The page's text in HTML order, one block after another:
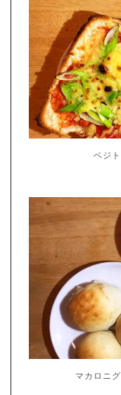
ベジ
マカロニ